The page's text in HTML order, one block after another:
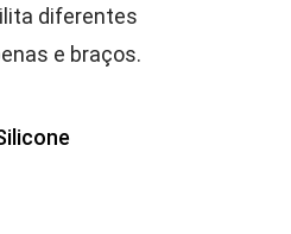
diferentes
e braços.